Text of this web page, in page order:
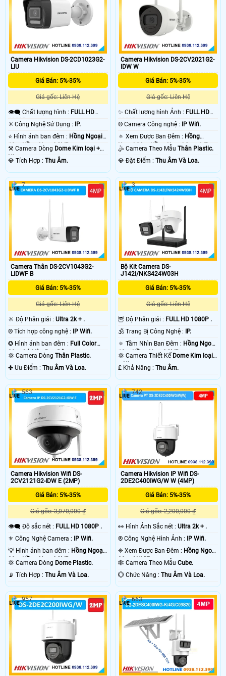
Camera Hikvision DS-2CD1023G2-
LIU
Giá Bán: 5%-35%
Giá gốc: Liên Hệ
👁️‍🗨 Chất lượng hình : FULL HD
1080P .
✳️ Công Nghệ Sử Dụng : IP.
⭐ Hình ảnh ban đêm : Hồng Ngoại
10m Hồng Ngoại SMD.
⚒ Camera Dòng Dome Kim loại +
Nhựa.
️💎 Tích Hợp : Thu Âm.
Camera Hikvision DS-2CV2021G2-
IDW W
Giá Bán: 5%-35%
Giá gốc: Liên Hệ
✨ Chất lượng hình Ảnh : FULL HD
1080P .
®️ Camera Công nghệ : IP Wifi.
🔅 Xem Được Ban Đêm : Hồng
Ngoại 30m Hồng Ngoại Smart IR.
🤹 Camera Theo MẫuThân Plastic.
️💎 Đặt Điểm :Thu Âm Và Loa.
Camera Thân DS-2CV1043G2-
LIDWF B
Giá Bán: 5%-35%
Giá gốc: Liên Hệ
🔆 Độ Phân giải : Ultra 2k + .
®️ Tích hợp công nghệ :
IP Wifi.
✪ Hình ảnh ban đêm : Full Color
30m Có Màu Ban Ðêm.
💢 Camera Dòng Thân Plastic.
️✤ Ưu Điểm : Thu Âm Và Loa.
7
Bộ Kit Camera DS-
J142I/NKS424W03H
Giá Bán: 5%-35%
Giá gốc: Liên Hệ
🦉 Độ Phân giải : FULL HD 1080P .
🕉️ Trang Bị Công Nghệ :
IP.
🔅 Tầm Nhìn Ban Đêm : Hồng Ngoại
10m Hồng Ngoại SMD.
💢 Camera Thiết Kế Dome Kim loại
+ Nhựa.
️₤ Khả Năng :Thu Âm.
3
Camera Hikvision Wifi DS-
2CV2121G2-IDW E (2MP)
Giá Bán: 5%-35%
Giá gốc: 3,070,000 ₫
👁️‍🗨 Độ sắc nét : FULL HD 1080P .
⚜️ Công Nghệ Camera :
IP Wifi.
💡 Hình ảnh ban đêm : Hồng Ngoại
30m Hồng Ngoại SMD.
💢 Camera Dòng Dome Plastic.
️📡 Tích Hợp : Thu Âm Và Loa.
563
Camera Hikvision IP Wifi DS-
2DE2C400IWG/W W (4MP)
Giá Bán: 5%-35%
Giá gốc: 2,200,000 ₫
️👀 Hình Ảnh Sắc nét :Ultra 2k + .
®️ Công Nghệ Hình Ảnh :
IP Wifi.
❈ Xem Được Ban Đêm : Hồng Ngoại
30m ONVIF.
🕸️ Camera Theo MẫuCube.
️💮 Chức Năng :Thu Âm Và Loa.
742
957 663